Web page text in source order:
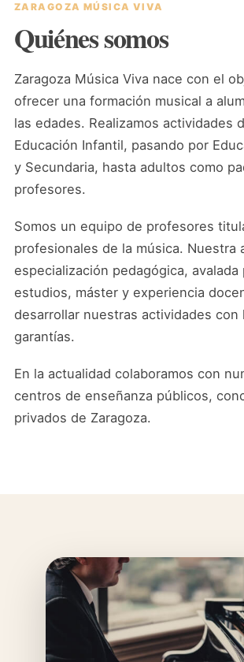
ZARAGOZA MÚSICA VIVA
Quiénes somos
Zaragoza Música Viva nace con el
ofrecer una formación musical a
las edades. Realizamos actividades
Educación Infantil, pasando por
y Secundaria, hasta adultos como
profesores.
Somos un equipo de profesores
profesionales de la música. Nuestra
especialización pedagógica,
estudios, máster y experiencia
desarrollar nuestras actividades con
garantías.
En la actualidad colaboramos con
centros de enseñanza públicos,
privados de Zaragoza.